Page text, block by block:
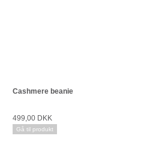
Cashmere beanie
499,00 DKK
Gå til produkt